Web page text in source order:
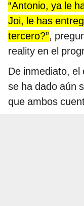
“Antonio, ya le
Joi, le has
tercero?”,
reality en el
De inmediato,
se ha dado aún
que ambos